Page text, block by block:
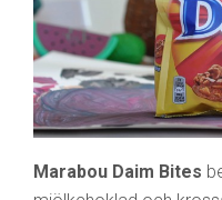
Marabou Daim Bites